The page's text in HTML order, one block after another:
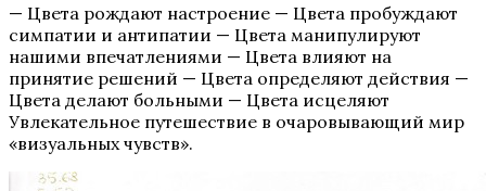
— Цвета рождают настроение — Цвета пробуждают
симпатии и антипатии — Цвета манипулируют
нашими впечатлениями — Цвета влияют на
принятие решений — Цвета определяют действия —
Цвета делают больными — Цвета исцеляют
Увлекательное путешествие в очаровывающий мир
«визуальных чувств».